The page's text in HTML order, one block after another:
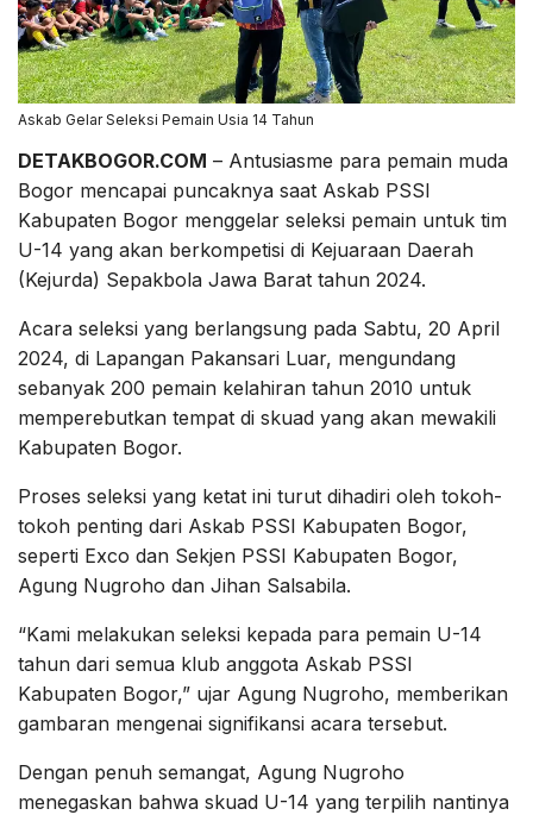
Askab Gelar Seleksi Pemain Usia 14 Tahun
DETAKBOGOR.COM – Antusiasme para pemain muda
Bogor mencapai puncaknya saat Askab PSSI
Kabupaten Bogor menggelar seleksi pemain untuk tim
U-14 yang akan berkompetisi di Kejuaraan Daerah
(Kejurda) Sepakbola Jawa Barat tahun 2024.
Acara seleksi yang berlangsung pada Sabtu, 20 April
2024, di Lapangan Pakansari Luar, mengundang
sebanyak 200 pemain kelahiran tahun 2010 untuk
memperebutkan tempat di skuad yang akan mewakili
Kabupaten Bogor.
Proses seleksi yang ketat ini turut dihadiri oleh tokoh-
tokoh penting dari Askab PSSI Kabupaten Bogor,
seperti Exco dan Sekjen PSSI Kabupaten Bogor,
Agung Nugroho dan Jihan Salsabila.
“Kami melakukan seleksi kepada para pemain U-14
tahun dari semua klub anggota Askab PSSI
Kabupaten Bogor,” ujar Agung Nugroho, memberikan
gambaran mengenai signifikansi acara tersebut.
Dengan penuh semangat, Agung Nugroho
menegaskan bahwa skuad U-14 yang terpilih nantinya